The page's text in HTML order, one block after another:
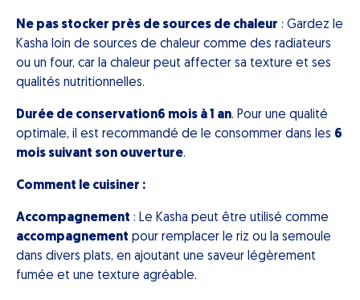
Ne pas stocker près de sources de chaleur : Gardez le
Kasha loin de sources de chaleur comme des radiateurs
ou un four, car la chaleur peut affecter sa texture et ses
qualités nutritionnelles.
Durée de conservation6 mois à 1 an. Pour une qualité
optimale, il est recommandé de le consommer dans les 6
mois suivant son ouverture.
Comment le cuisiner :
Accompagnement : Le Kasha peut être utilisé comme
accompagnement pour remplacer le riz ou la semoule
dans divers plats, en ajoutant une saveur légèrement
fumée et une texture agréable.